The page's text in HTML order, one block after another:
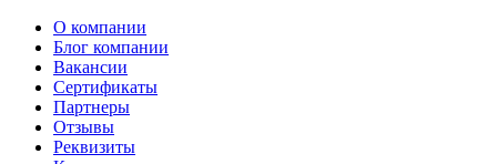
О компании
Блог компании
Вакансии
Сертификаты
Партнеры
Отзывы
Реквизиты